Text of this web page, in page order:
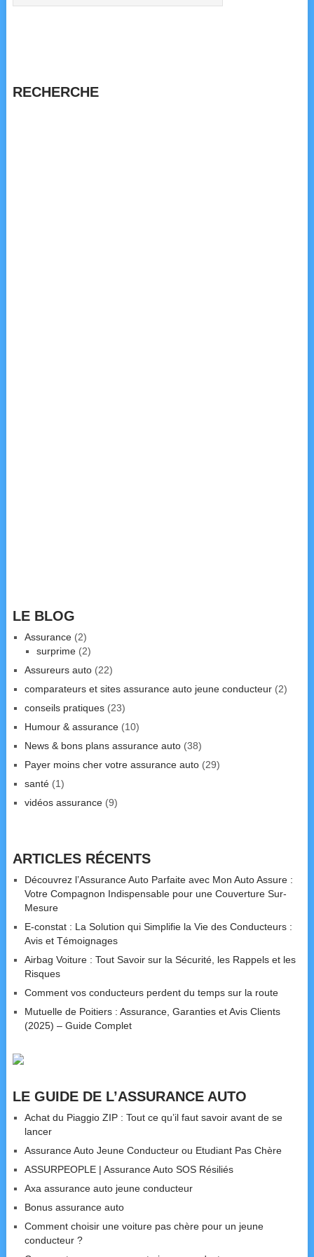
RECHERCHE
LE BLOG
Assurance(2)
surprime(2)
Assureurs auto(22)
comparateurs et sites assurance auto jeune conducteur(2)
conseils pratiques(23)
Humour & assurance(10)
News & bons plans assurance auto(38)
Payer moins cher votre assurance auto(29)
santé(1)
vidéos assurance(9)
ARTICLES RÉCENTS
Découvrez l’Assurance Auto Parfaite avec Mon Auto Assure :
Votre Compagnon Indispensable pour une Couverture Sur-
Mesure
E-constat : La Solution qui Simplifie la Vie des Conducteurs :
Avis et Témoignages
Airbag Voiture : Tout Savoir sur la Sécurité, les Rappels et les
Risques
Comment vos conducteurs perdent du temps sur la route
Mutuelle de Poitiers : Assurance, Garanties et Avis Clients
(2025) – Guide Complet
LE GUIDE DE L’ASSURANCE AUTO
Achat du Piaggio ZIP : Tout ce qu’il faut savoir avant de se
lancer
Assurance Auto Jeune Conducteur ou Etudiant Pas Chère
ASSURPEOPLE | Assurance Auto SOS Résiliés
Axa assurance auto jeune conducteur
Bonus assurance auto
Comment choisir une voiture pas chère pour un jeune
conducteur ?